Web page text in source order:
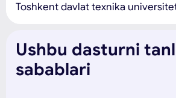
Toshkent davlat texnika
Ushbu dasturni
sabablari